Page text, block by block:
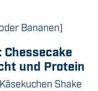
Bananen)
und Protein
Shake